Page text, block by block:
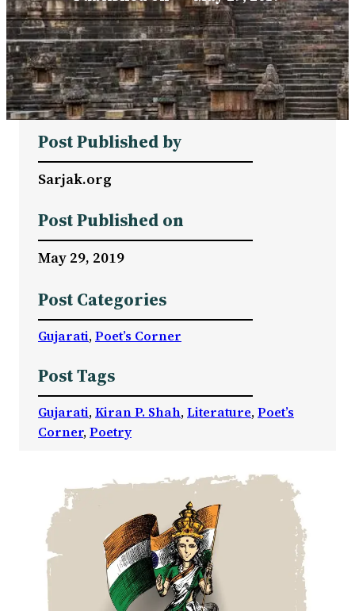
Post Published by
Sarjak.org
Post Published on
May 29, 2019
Post Categories
Gujarati, Poet’s Corner
Post Tags
Gujarati, Kiran P. Shah, Literature, Poet’s
Corner, Poetry